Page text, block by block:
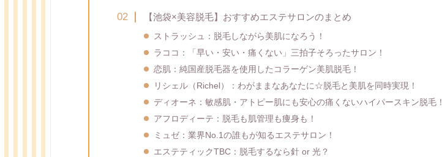
【池袋×美容脱毛】おすすめエステサロンのまとめ
ストラッシュ：脱毛しながら美肌になろう！
ラココ：「早い・安い・痛くない」三拍子そろったサロン！
恋肌：純国産脱毛器を使用したコラーゲン美肌脱毛！
リシェル（Richel）：わがままなあなたに☆脱毛と美肌を同時実現！
ディオーネ：敏感肌・アトピー肌にも安心の痛くないハイパースキン脱毛！
アフロディーテ：脱毛も肌管理も痩身も！
ミュゼ：業界No.1の誰もが知るエステサロン！
エステティックTBC：脱毛するなら針 or 光？